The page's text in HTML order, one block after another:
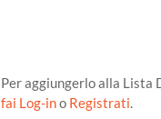
Per aggiungerlo alla Lista
fai Log-ino Registrati.